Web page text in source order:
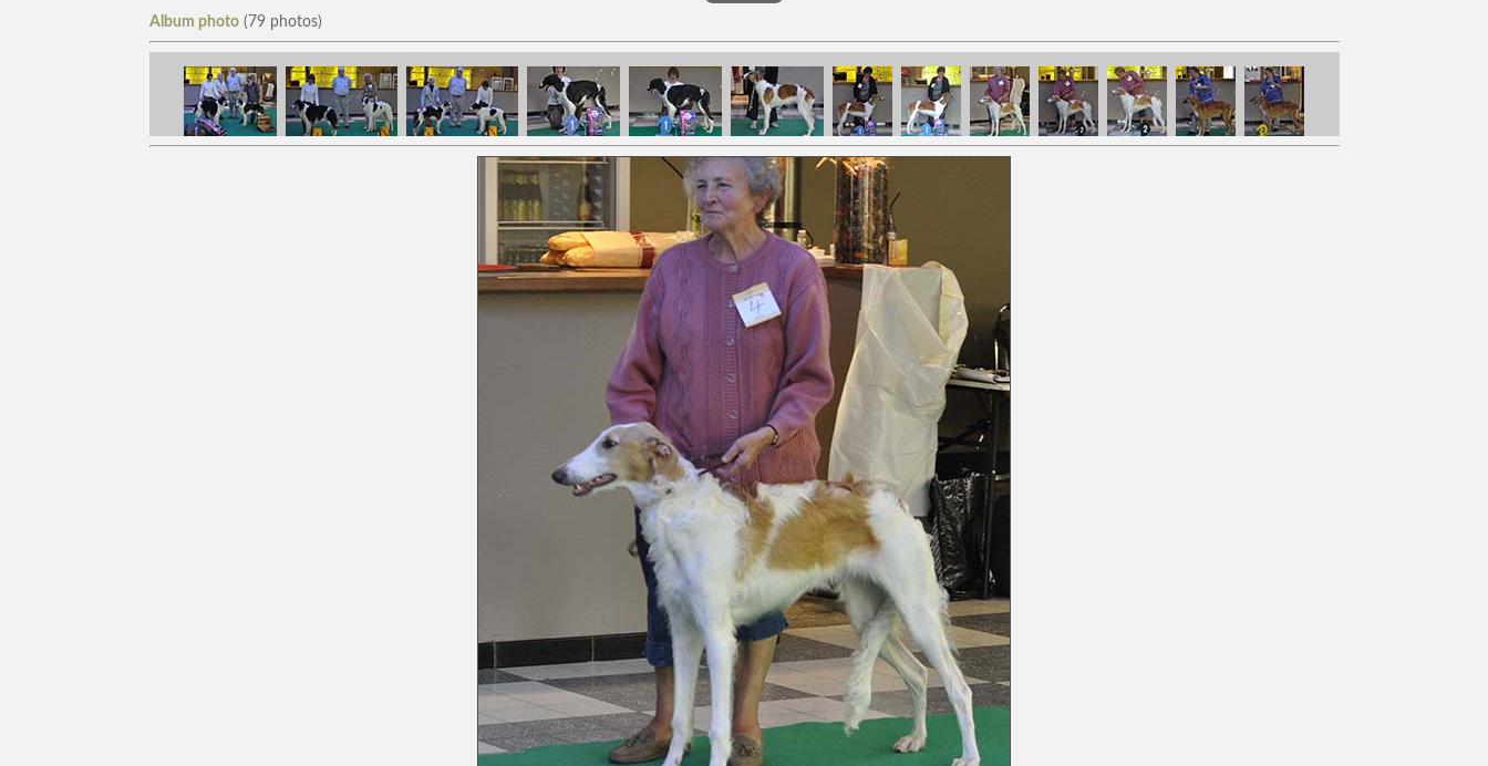
Album photo (79 photos)